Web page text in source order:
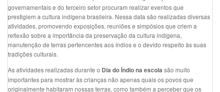
governamentais e do terceiro setor procuram realizar eventos que
prestigiem a cultura indígena brasileira. Nessa data são realizadas diversas
atividades, promovendo exposições, reuniões e simpósios que criem a
reflexão sobre a importância da preservação da cultura indígena,
manutenção de terras pertencentes aos índios e o devido respeito às suas
tradições culturais.
As atividades realizadas durante o Dia do Índio na escola são muito
importantes para mostrar às crianças não apenas quais os povos que
originalmente habitaram nossas terras, como também a perceber que os